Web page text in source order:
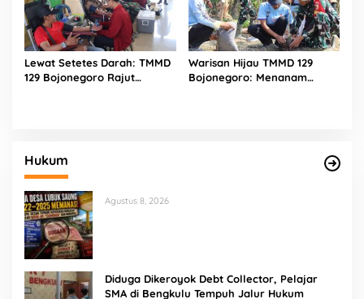
Lewat Setetes Darah: TMMD
129 Bojonegoro Rajut
Warisan Hijau TMMD 129
Bojonegoro: Menanam
Hukum
Agustus 8, 2026
Diduga Dikeroyok Debt Collector, Pelajar
SMA di Bengkulu Tempuh Jalur Hukum